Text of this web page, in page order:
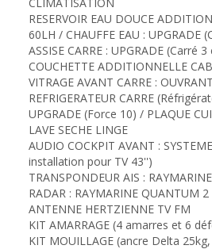
RESERVOIR EAU DOUCE
60LH / CHAUFFE EAU : UPGRADE
ASSISE CARRE : UPGRADE (Carré 3
COUCHETTE ADDITIONNELLE
VITRAGE AVANT CARRE :
REFRIGERATEUR CARRE
UPGRADE (Force 10) / PLAQUE
LAVE SECHE LINGE
AUDIO COCKPIT AVANT :
installation pour TV 43'')
TRANSPONDEUR AIS :
RADAR : RAYMARINE QUANTUM 2
ANTENNE HERTZIENNE TV FM
KIT AMARRAGE (4 amarres et 6
KIT MOUILLAGE (ancre Delta